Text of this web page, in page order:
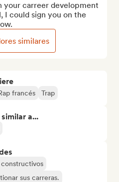
francés Trap
a...
constructivos
sus carreras.
your carreer development
I could sign you on the
similares